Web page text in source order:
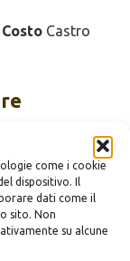
come i cookie
dispositivo. Il
dati come il
sito. Non
su alcune
Castro
24